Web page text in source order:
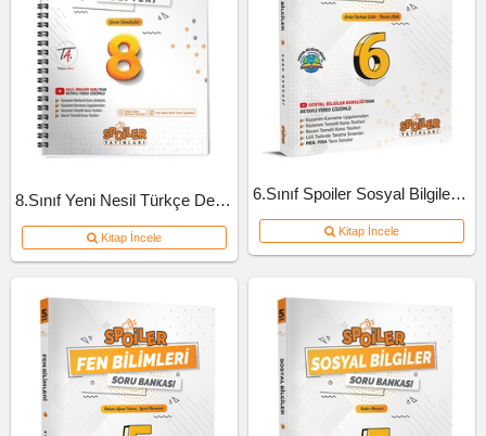
8.Sınıf Yeni Nesil Türkçe Defteri
Kitap İncele
6.Sınıf Spoiler Sosyal Bilgiler Soru Bankası
Kitap İncele